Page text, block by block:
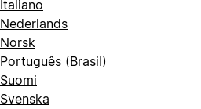
Italiano
Nederlands
Norsk
Português (Brasil)
Suomi
Svenska